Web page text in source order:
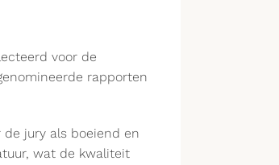
voor de
rapporten
jury als boeiend en
wat de kwaliteit